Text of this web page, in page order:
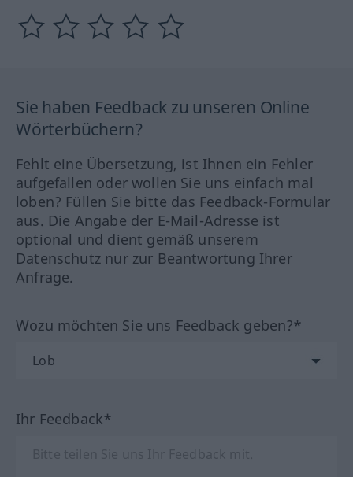
Sie haben Feedback zu unseren Online
Wörterbüchern?
Fehlt eine Übersetzung, ist Ihnen ein Fehler
aufgefallen oder wollen Sie uns einfach mal
loben? Füllen Sie bitte das Feedback-Formular
aus. Die Angabe der E-Mail-Adresse ist
optional und dient gemäß unserem
Datenschutz nur zur Beantwortung Ihrer
Anfrage.
Wozu möchten Sie uns Feedback geben?*
Ihr Feedback*